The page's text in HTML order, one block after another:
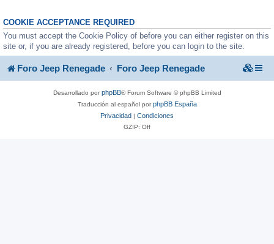
COOKIE ACCEPTANCE REQUIRED
You must accept the Cookie Policy of before you can either register on this
site or, if you are already registered, before you can login to the site.
Foro Jeep Renegade Foro Jeep Renegade
Desarrollado porphpBB® Forum Software © phpBB Limited
Traducción al español porphpBB España
Privacidad | Condiciones
GZIP: Off